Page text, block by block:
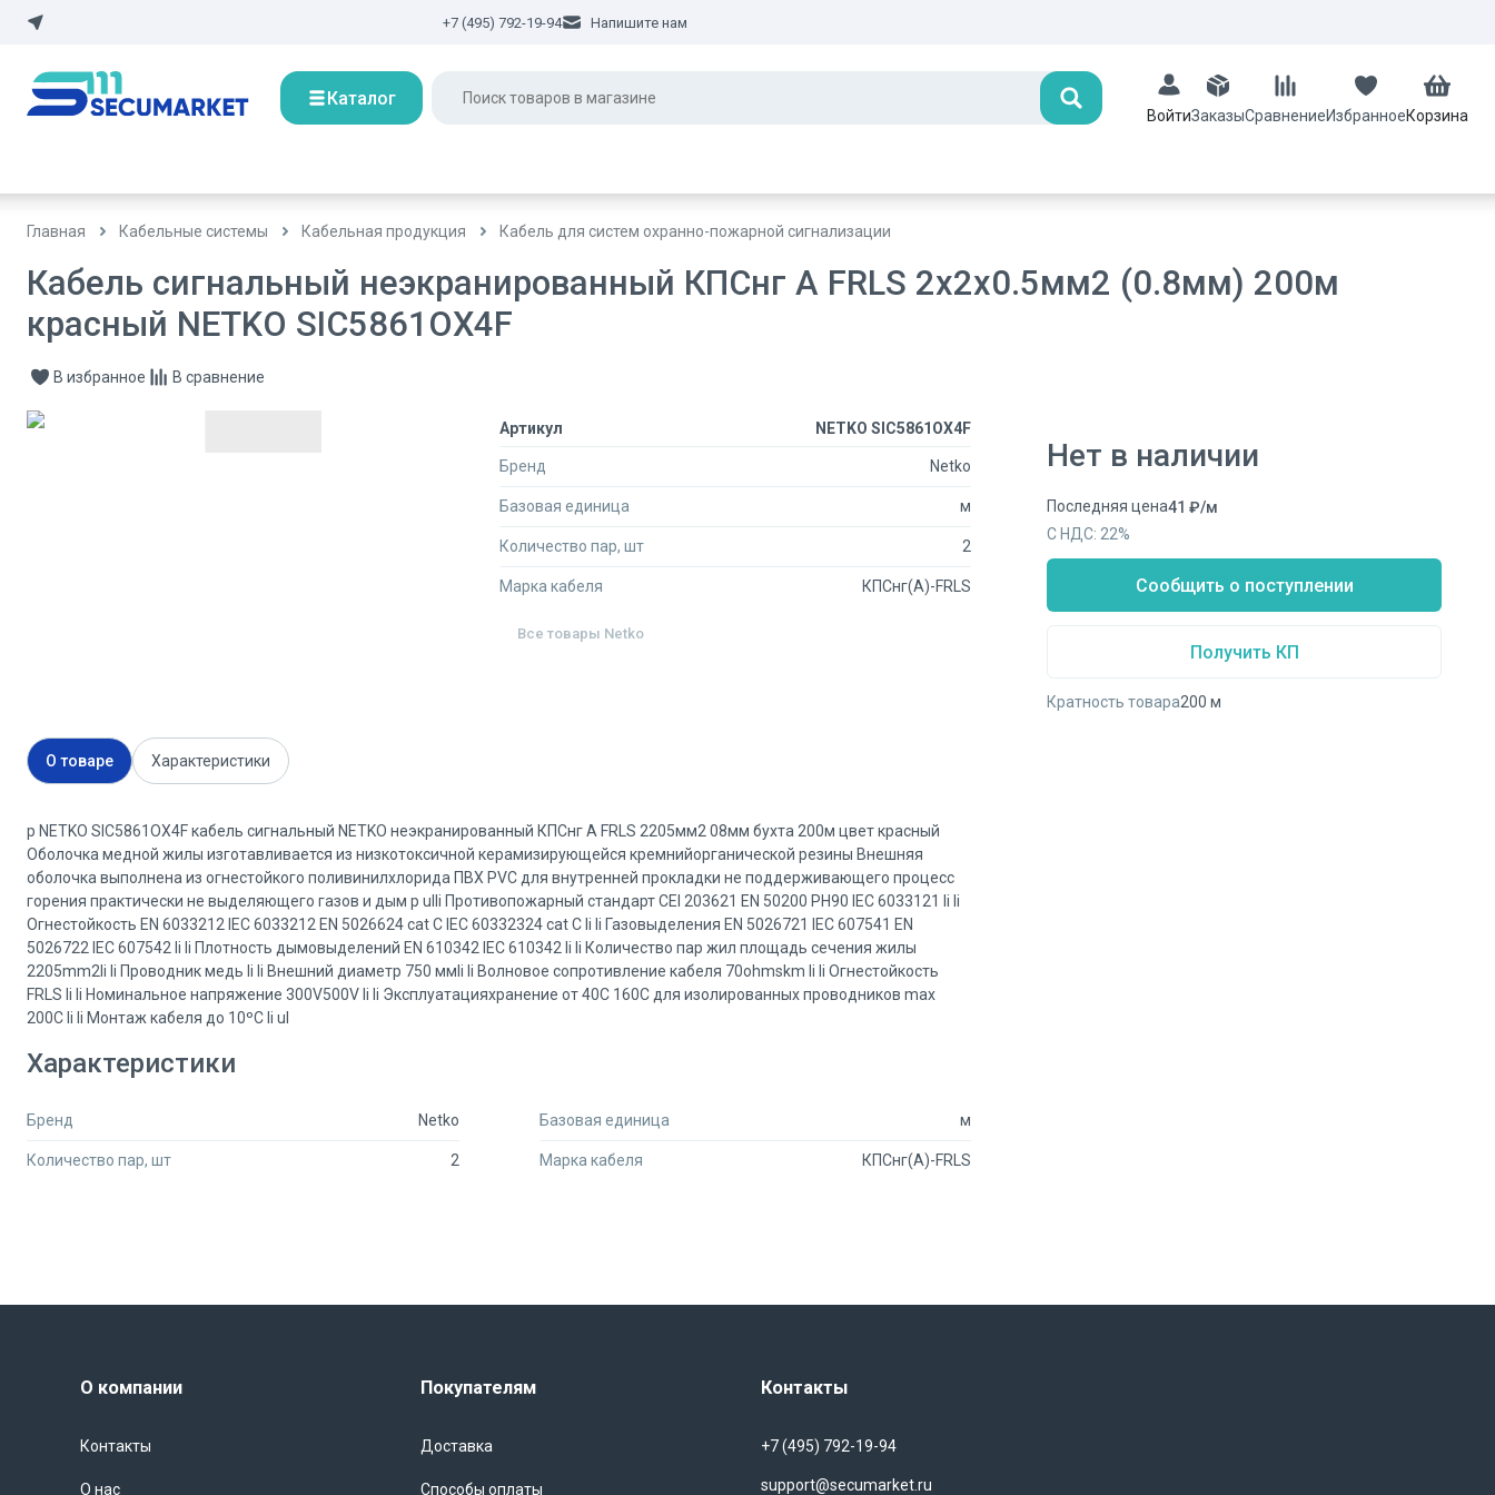
+7 (495) 792-19-94 Напишите нам
Каталог Поиск
ВойтиЗаказыСравнениеИзбранноеКорзина
Главная Кабельные системы Кабельная продукция Кабель для систем охранно-пожарной сигнализации
Кабель сигнальный неэкранированный КПСнг А FRLS 2x2x0.5мм2 (0.8мм) 200м
красный NETKO SIC5861OX4F
В избранное В сравнение
Артикул NETKO SIC5861OX4F
Бренд Netko
Базовая единица м
Количество пар, шт 2
Марка кабеля КПСнг(А)-FRLS
Все товары Netko
О товаре Характеристики
p NETKO SIC5861OX4F кабель сигнальный NETKO неэкранированный КПСнг А FRLS 2205мм2 08мм бухта 200м цвет красный
Оболочка медной жилы изготавливается из низкотоксичной керамизирующейся кремнийорганической резины Внешняя
оболочка выполнена из огнестойкого поливинилхлорида ПВХ PVС для внутренней прокладки не поддерживающего процесс
горения практически не выделяющего газов и дым p ulli Противопожарный стандарт CEI 203621 EN 50200 PH90 IEC 6033121 li li
Огнестойкость EN 6033212 IEC 6033212 EN 5026624 cat C IEC 60332324 cat C li li Газовыделения EN 5026721 IEC 607541 EN
5026722 IEC 607542 li li Плотность дымовыделений EN 610342 IEC 610342 li li Количество пар жил площадь сечения жилы
2205mm2li li Проводник медь li li Внешний диаметр 750 ммli li Волновое сопротивление кабеля 70ohmskm li li Огнестойкость
FRLS li li Номинальное напряжение 300V500V li li Эксплуатацияхранение от 40С 160C для изолированных проводников max
200C li li Монтаж кабеля до 10ºС li ul
Характеристики
Бренд Netko Базовая единица м
Количество пар, шт 2 Марка кабеля КПСнг(А)-FRLS
Нет в наличии
Последняя цена41 ₽/м
С НДС: 22%
Сообщить о поступлении
Получить КП
Кратность товара200 м
О компании
Контакты
О нас
Покупателям
Доставка
Способы оплаты
Контакты
+7 (495) 792-19-94
support@secumarket.ru